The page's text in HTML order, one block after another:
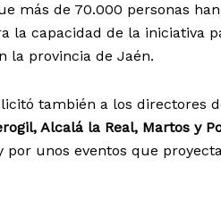
más de 70.000 personas
la capacidad de la iniciativa
la provincia de Jaén.
también a los directores
Alcalá la Real, Martos y
unos eventos que